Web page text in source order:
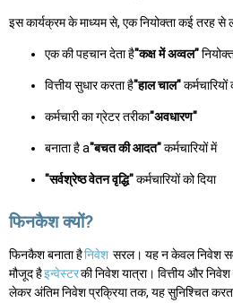
इस कार्यक्रम के माध्यम से, एक नियोक्ता कई तरह से
एक की पहचान देता है"कक्ष में अव्वल"
वित्तीय सुधार करता है"हाल चाल"कर्मचारियों
कर्मचारी का ग्रेटर तरीका"अवधारण"
बनाता है a"बचत की आदत"कर्मचारियों में
"सर्वश्रेष्ठ वेतन वृद्धि"कर्मचारियों को दिया
फिनकैश क्यों?
फिनकैश बनाता हैनिवेश सरल। यह न केवल निवेश
मौजूद हैइन्वेस्टरकी निवेश यात्रा। वित्तीय और
लेकर अंतिम निवेश प्रक्रिया तक, यह सुनिश्चित